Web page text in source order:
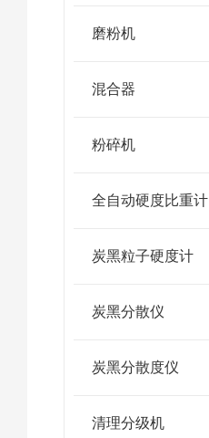
磨粉机
混合器
粉碎机
全自动硬度比重计
炭黑粒子硬度计
炭黑分散仪
炭黑分散度仪
清理分级机